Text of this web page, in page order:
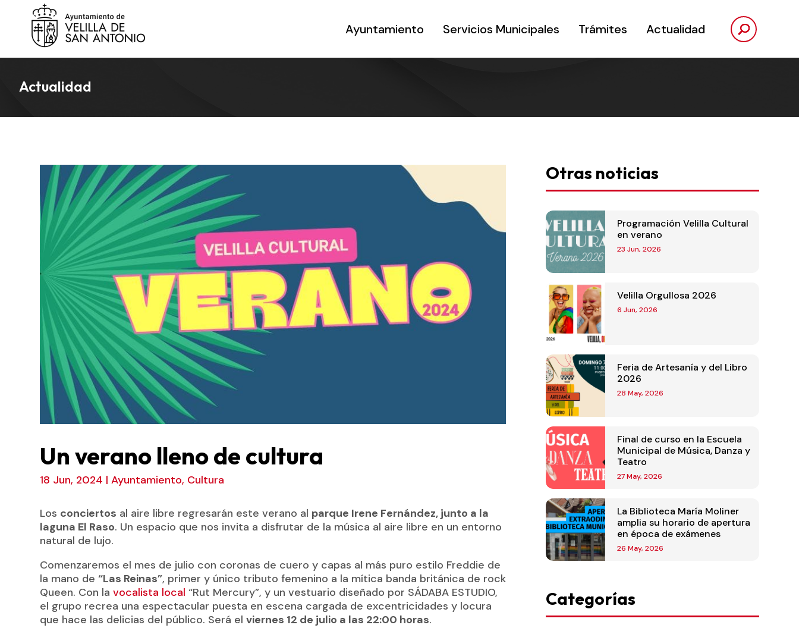
Ayuntamiento Servicios Municipales Trámites Actualidad
Actualidad
Un verano lleno de cultura
18 Jun, 2024 |Ayuntamiento, Cultura
Los conciertos al aire libre regresarán este verano al parque Irene Fernández, junto a la
laguna El Raso. Un espacio que nos invita a disfrutar de la música al aire libre en un entorno
natural de lujo.
Comenzaremos el mes de julio con coronas de cuero y capas al más puro estilo Freddie de
la mano de“Las Reinas”, primer y único tributo femenino a la mítica banda británica de rock
Queen. Con lavocalista local “Rut Mercury”, y un vestuario diseñado por SÁDABA ESTUDIO,
el grupo recrea una espectacular puesta en escena cargada de excentricidades y locura
que hace las delicias del público. Será elviernes 12 de julio a las 22:00 horas.
Otras noticias
Programación Velilla Cultural
en verano
23 Jun, 2026
Velilla Orgullosa 2026
6 Jun, 2026
Feria de Artesanía y del Libro
2026
28 May, 2026
Final de curso en la Escuela
Municipal de Música, Danza y
Teatro
27 May, 2026
La Biblioteca María Moliner
amplia su horario de apertura
en época de exámenes
26 May, 2026
Categorías